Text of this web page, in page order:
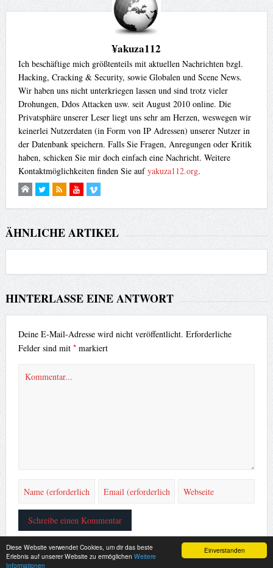
Einverstanden
Diese Website verwendet Cookies, um dir das beste
Erlebnis auf unserer Website zu ermöglichen Weitere
Informationen
¥akuza112
Ich beschäftige mich größtenteils mit aktuellen Nachrichten bzgl.
Hacking, Cracking & Security, sowie Globalen und Scene News.
Wir haben uns nicht unterkriegen lassen und sind trotz vieler
Drohungen, Ddos Attacken usw. seit August 2010 online. Die
Privatsphäre unserer Leser liegt uns sehr am Herzen, weswegen wir
keinerlei Nutzerdaten (in Form von IP Adressen) unserer Nutzer in
der Datenbank speichern. Falls Sie Fragen, Anregungen oder Kritik
haben, schicken Sie mir doch einfach eine Nachricht. Weitere
Kontaktmöglichkeiten finden Sie aufyakuza112.org.
ÄHNLICHE ARTIKEL
HINTERLASSE EINE ANTWORT
Deine E-Mail-Adresse wird nicht veröffentlicht. Erforderliche
Felder sind mit *markiert